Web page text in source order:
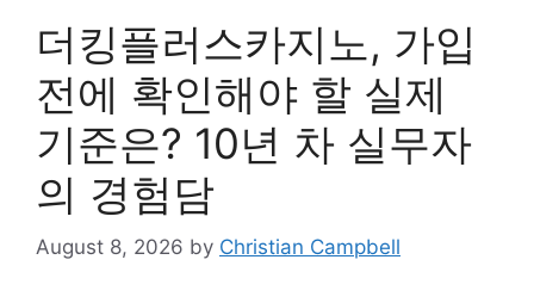
더킹플러스카지노, 가입
전에 확인해야 할 실제
기준은? 10년 차 실무자
의 경험담
August 8, 2026 by Christian Campbell